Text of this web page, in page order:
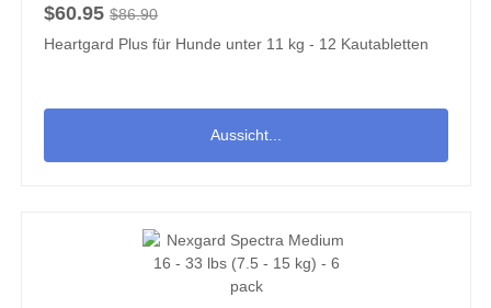
$60.95 $86.90
Heartgard Plus für Hunde unter 11 kg - 12 Kautabletten
Aussicht...